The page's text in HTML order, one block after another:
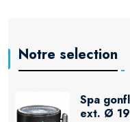
Notre selection
Spa
ext. Ø